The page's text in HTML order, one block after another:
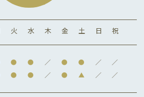
火 水 木 金 土 日 祝
● ● ／ ● ● ／ ／
● ● ／ ● ▲ ／ ／